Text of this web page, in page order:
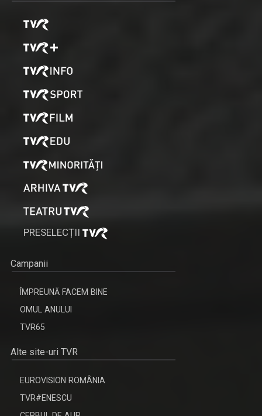
PRESELECȚII
Campanii
ÎMPREUNĂ FACEM BINE
OMUL ANULUI
TVR65
Alte site-uri TVR
EUROVISION ROMÂNIA
TVR#ENESCU